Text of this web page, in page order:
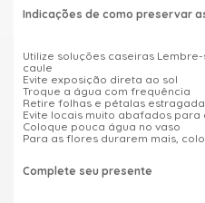
Indicações de como preservar
Utilize soluções caseiras
caule
Evite exposição direta ao sol
Troque a água com frequência
Retire folhas e pétalas
Evite locais muito abafados
Coloque pouca água no vaso
Para as flores durarem mais,
Complete seu presente